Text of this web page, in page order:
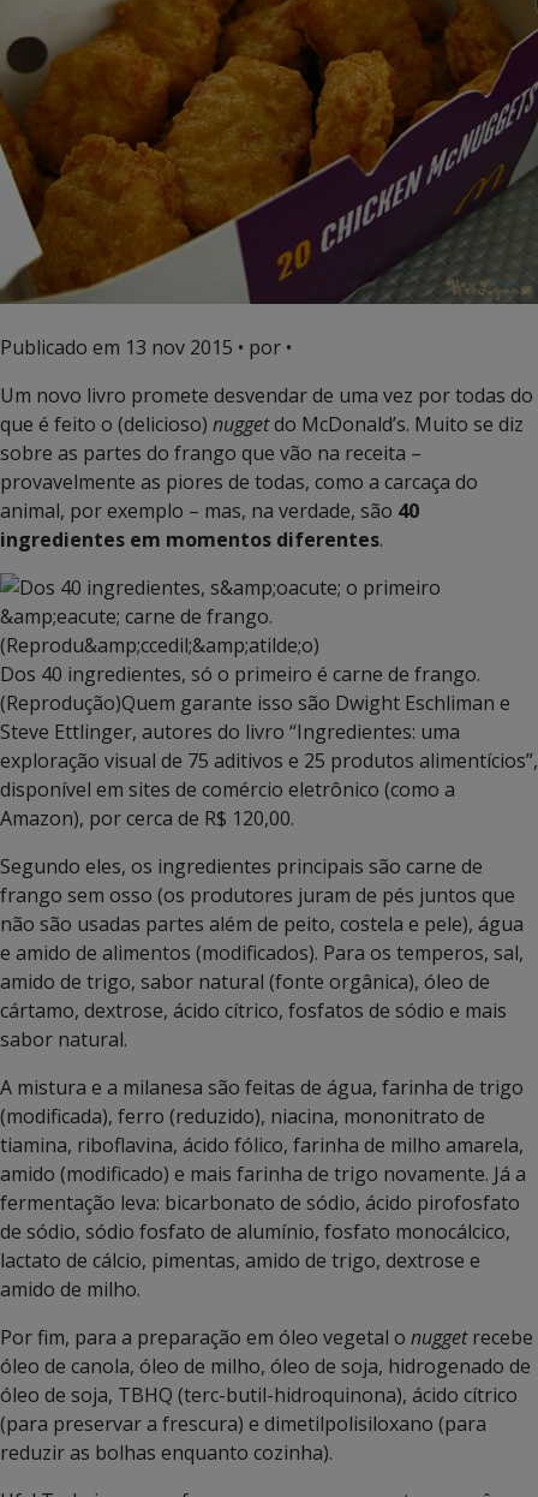
Publicado em 13 nov 2015 • por •
Um novo livro promete desvendar de uma vez por todas do
que é feito o (delicioso) nuggetdo McDonald’s. Muito se diz
sobre as partes do frango que vão na receita –
provavelmente as piores de todas, como a carcaça do
animal, por exemplo – mas, na verdade, são 40
ingredientes em momentos diferentes.
Dos 40 ingredientes, só o primeiro é carne de frango.
(Reprodução)Quem garante isso são Dwight Eschliman e
Steve Ettlinger, autores do livro “Ingredientes: uma
exploração visual de 75 aditivos e 25 produtos alimentícios”,
disponível em sites de comércio eletrônico (como a
Amazon), por cerca de R$ 120,00.
Segundo eles, os ingredientes principais são carne de
frango sem osso (os produtores juram de pés juntos que
não são usadas partes além de peito, costela e pele), água
e amido de alimentos (modificados). Para os temperos, sal,
amido de trigo, sabor natural (fonte orgânica), óleo de
cártamo, dextrose, ácido cítrico, fosfatos de sódio e mais
sabor natural.
A mistura e a milanesa são feitas de água, farinha de trigo
(modificada), ferro (reduzido), niacina, mononitrato de
tiamina, riboflavina, ácido fólico, farinha de milho amarela,
amido (modificado) e mais farinha de trigo novamente. Já a
fermentação leva: bicarbonato de sódio, ácido pirofosfato
de sódio, sódio fosfato de alumínio, fosfato monocálcico,
lactato de cálcio, pimentas, amido de trigo, dextrose e
amido de milho.
Por fim, para a preparação em óleo vegetal o nuggetrecebe
óleo de canola, óleo de milho, óleo de soja, hidrogenado de
óleo de soja, TBHQ (terc-butil-hidroquinona), ácido cítrico
(para preservar a frescura) e dimetilpolisiloxano (para
reduzir as bolhas enquanto cozinha).